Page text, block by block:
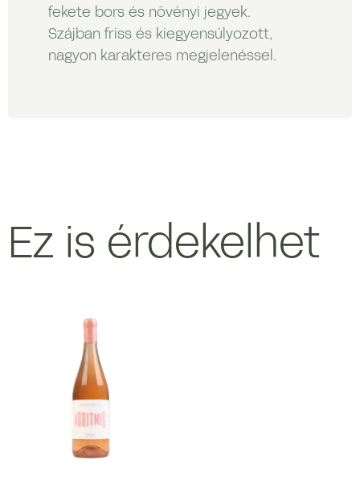
fekete bors és növényi jegyek.
Szájban friss és kiegyensúlyozott,
nagyon karakteres megjelenéssel.
Ez is érdekelhet